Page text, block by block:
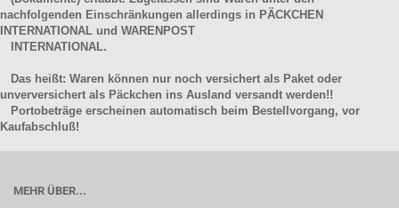
nachfolgenden Einschränkungen allerdings in PÄCKCHEN
INTERNATIONAL und WARENPOST
INTERNATIONAL.
Das heißt: Waren können nur noch versichert als Paket oder
unverversichert als Päckchen ins Ausland versandt werden!!
Portobeträge erscheinen automatisch beim Bestellvorgang, vor
Kaufabschluß!
MEHR ÜBER...